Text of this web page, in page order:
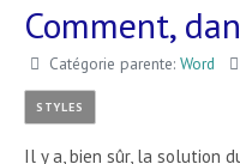
Comment,
Catégorie parente: Word
STYLES
Il y a, bien sûr, la solution